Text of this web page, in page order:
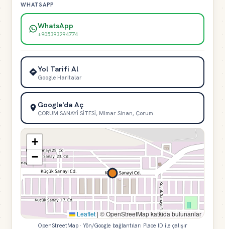
WHATSAPP
WhatsApp
+905393294774
Yol Tarifi Al
Google Haritalar
Google'da Aç
ÇORUM SANAYİ SİTESİ, Mimar Sinan, Çorum…
+
−
Leaflet | © OpenStreetMap katkıda bulunanlar
OpenStreetMap · Yön/Google bağlantıları Place ID ile çalışır